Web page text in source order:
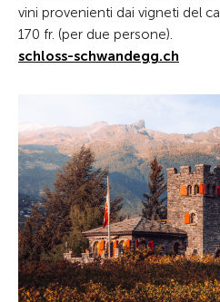
vini provenienti dai vigneti del
170 fr. (per due persone).
schloss-schwandegg.ch